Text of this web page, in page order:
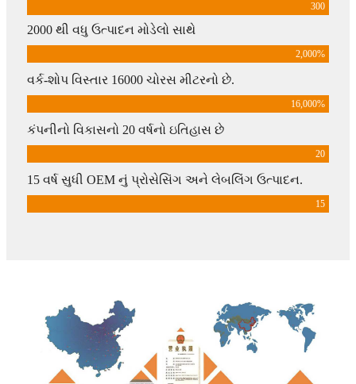
300
2000 થી વધુ ઉત્પાદન મોડેલો સાથે
2,000%
વર્ક-શોપ વિસ્તાર 16000 ચોરસ મીટરનો છે.
16,000%
કંપનીનો વિકાસનો 20 વર્ષનો ઇતિહાસ છે
20
15 વર્ષ સુધી OEM નું પ્રોસેસિંગ અને લેબલિંગ ઉત્પાદન.
15